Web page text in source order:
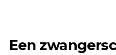
Een